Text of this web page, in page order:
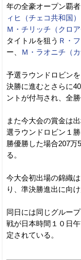
年の全豪オープン覇者
ィヒ（チェコ共和国）
Ｍ・チリッチ（クロア
タイトルを狙う Ｒ・
ー、
Ｍ・ラオニチ（カ
予選ラウンドロビン
決勝に進むとさらに
ントが付与され、全
また今大会の賞金は
選ラウンドロビン１
勝優勝した場合207万
る。
今大会初出場の錦織
り、準決勝進出に向
同日には同じグルー
戦が日本時間１０日
定されている。